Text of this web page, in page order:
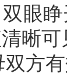
眼
晰可
方